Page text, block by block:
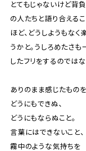
とてもじゃないけど背
の人たちと語り合える
ほど、どうしようもな
うかと。うしろめたさも
したフリをするのではな
ありのまま感じたものを
どうにもできぬ、
どうにもならぬこと。
言葉にはできないこと、
霧中のような気持ちを